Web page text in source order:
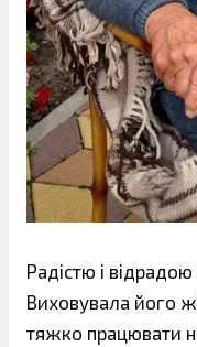
Радістю і
Виховувала його
тяжко працювати